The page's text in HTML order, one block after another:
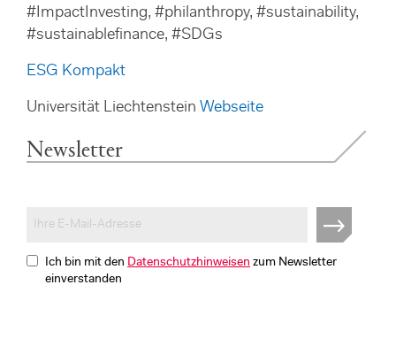
Newsletter
Ich bin mit den Datenschutzhinweisen zum Newsletter
einverstanden
#ImpactInvesting, #philanthropy, #sustainability,
#sustainablefinance, #SDGs
ESG Kompakt
Universität Liechtenstein Webseite